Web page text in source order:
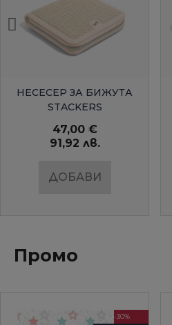
БЪРЗ ПРЕГЛЕД
НЕСЕСЕР ЗА БИЖУТА
STACKERS
47,00 €
91,92 лв.
ДОБАВИ
Промо
-30%